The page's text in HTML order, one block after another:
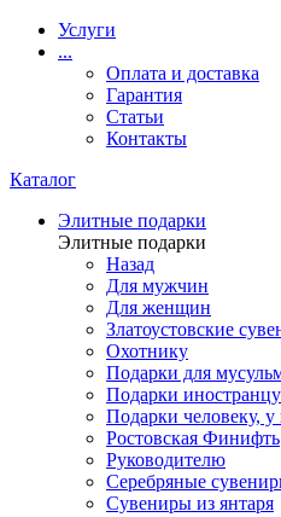
Услуги
...
Оплата и доставка
Гарантия
Статьи
Контакты
Каталог
Элитные подарки
Элитные подарки
Назад
Для мужчин
Для женщин
Златоустовские
Охотнику
Подарки для
Подарки
Подарки человеку, у
Ростовская Финифть
Руководителю
Серебряные
Сувениры из янтаря